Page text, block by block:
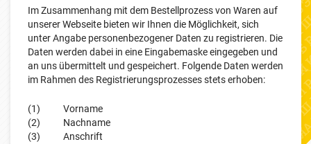
Im Zusammenhang mit dem Bestellprozess von Waren auf
unserer Webseite bieten wir Ihnen die Möglichkeit, sich
unter Angabe personenbezogener Daten zu registrieren. Die
Daten werden dabei in eine Eingabemaske eingegeben und
an uns übermittelt und gespeichert. Folgende Daten werden
im Rahmen des Registrierungsprozesses stets erhoben:
(1) Vorname
(2) Nachname
(3) Anschrift